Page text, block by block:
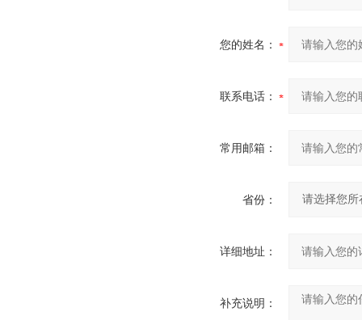
您的姓名：
联系电话：
常用邮箱：
省份：
详细地址：
补充说明：